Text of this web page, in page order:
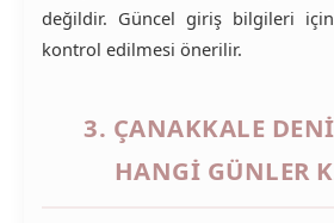
değildir. Güncel giriş bilgileri
kontrol edilmesi önerilir.
3. ÇANAKKALE
HANGI GÜNLER